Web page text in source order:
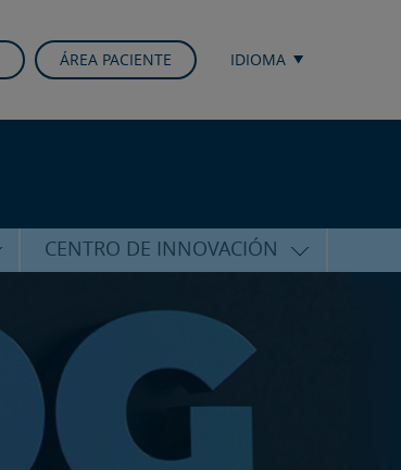
ÁREA PACIENTE IDIOMA
CENTRO DE INNOVACIÓN
CURSOS Y CONFERENCIAS
FORMACIÓN
PUBLICACIONES CIENTÍFICAS
LA VOZ DEL EXPERTO